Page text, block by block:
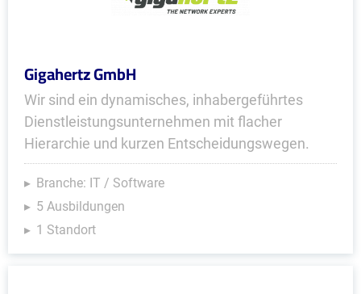
Gigahertz GmbH
Wir sind ein dynamisches, inhabergeführtes
Dienstleistungsunternehmen mit flacher
Hierarchie und kurzen Entscheidungswegen.
Branche: IT / Software
5 Ausbildungen
1 Standort